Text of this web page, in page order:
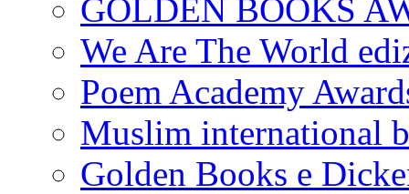
GOLDEN BOOKS
We Are The World
Poem Academy
Muslim international
Golden Books e